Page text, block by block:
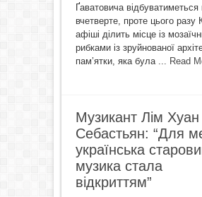
Ґаватовича
вчетверте, проте цього разу
афіші ділить місце із
рибками із зруйнованої
пам’ятки, яка була ... Read
Музикант Лім Хуан
Себастьян: “Для
українська
музика стала
відкриттям”